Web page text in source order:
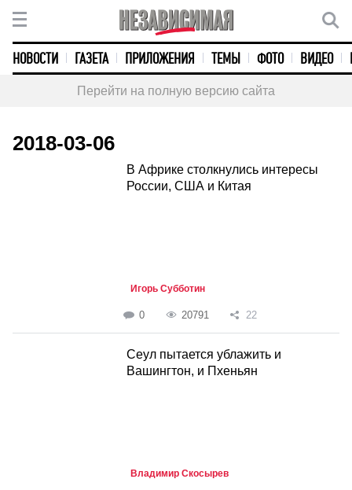
НОВОСТИ ГАЗЕТА ПРИЛОЖЕНИЯ ТЕМЫ ФОТО ВИДЕО
Перейти на полную версию сайта
2018-03-06
В Африке столкнулись интересы
России, США и Китая
Игорь Субботин
0 20791 22
Cеул пытается ублажить и
Вашингтон, и Пхеньян
Владимир Скосырев